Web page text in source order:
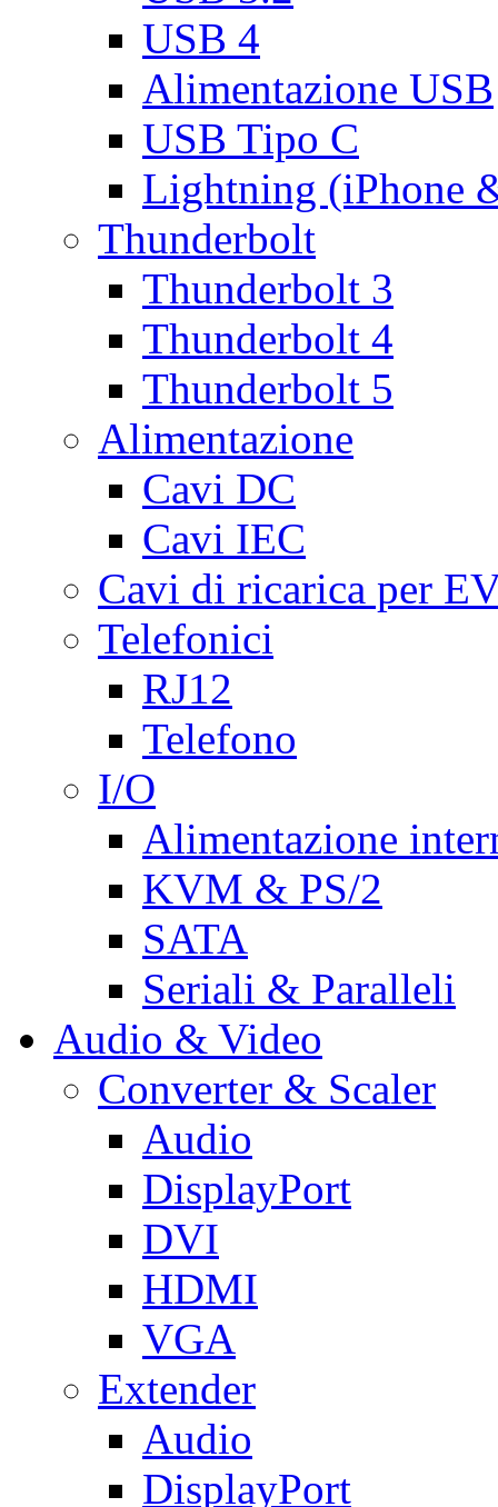
USB 4
Alimentazione USB
USB Tipo C
Lightning (iPhone
Thunderbolt
Thunderbolt 3
Thunderbolt 4
Thunderbolt 5
Alimentazione
Cavi DC
Cavi IEC
Cavi di ricarica per
Telefonici
RJ12
Telefono
I/O
Alimentazione
KVM & PS/2
SATA
Seriali & Paralleli
Audio & Video
Converter & Scaler
Audio
DisplayPort
DVI
HDMI
VGA
Extender
Audio
DisplayPort